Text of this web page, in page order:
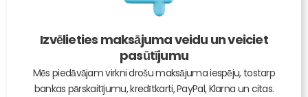
Izvēlieties maksājuma veidu un veiciet
pasūtījumu
Mēs piedāvājam virkni drošu maksājuma iespēju, tostarp
bankas pārskaitījumu, kredītkarti, PayPal, Klarna un citas.